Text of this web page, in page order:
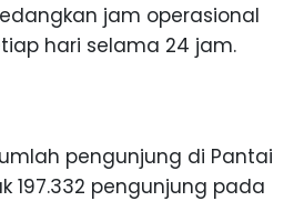
jam operasional
hari selama 24 jam.
pengunjung di Pantai
197.332 pengunjung pada